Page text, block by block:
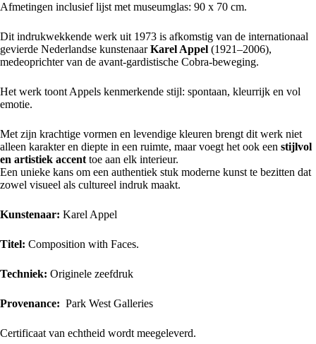
Afmetingen inclusief lijst met museumglas: 90 x 70 cm.
Dit indrukwekkende werk uit 1973 is afkomstig van de internationaal
gevierde Nederlandse kunstenaarKarel Appel (1921–2006),
medeoprichter van de avant-gardistische Cobra-beweging.
Het werk toont Appels kenmerkende stijl: spontaan, kleurrijk en vol
emotie.
Met zijn krachtige vormen en levendige kleuren brengt dit werk niet
alleen karakter en diepte in een ruimte, maar voegt het ook een stijlvol
en artistiek accent toe aan elk interieur.
Een unieke kans om een authentiek stuk moderne kunst te bezitten dat
zowel visueel als cultureel indruk maakt.
Kunstenaar: Karel Appel
Titel: Composition with Faces.
Techniek: Originele zeefdruk
Provenance: Park West Galleries
Certificaat van echtheid wordt meegeleverd.